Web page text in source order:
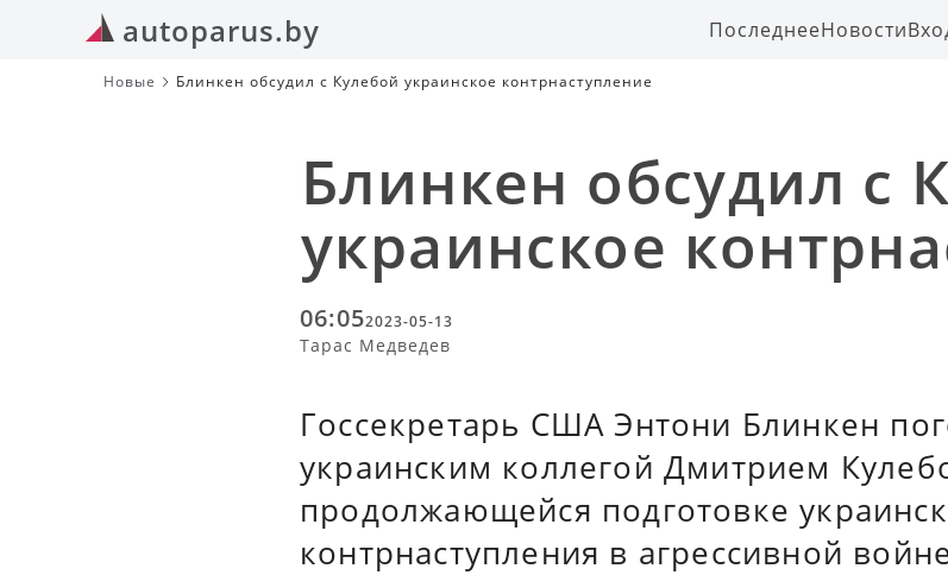
autoparus.by ПоследнееНовости
Новые Блинкен обсудил с Кулебой украинское контрнаступление
Блинкен обсудил с
украинское
06:052023-05-13
Тарас Медведев
Госсекретарь США Энтони Блинкен
украинским коллегой Дмитрием
продолжающейся подготовке
контрнаступления в агрессивной